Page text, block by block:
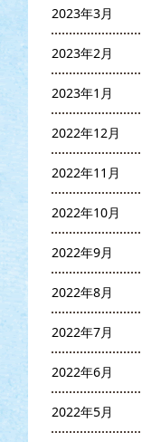
2023年3月
2023年2月
2023年1月
2022年12月
2022年11月
2022年10月
2022年9月
2022年8月
2022年7月
2022年6月
2022年5月